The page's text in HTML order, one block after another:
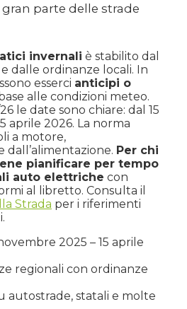
parte delle strade
invernali è stabilito dal
dalle ordinanze locali. In
esserci anticipi o
alle condizioni meteo.
le date sono chiare: dal 15
aprile 2026. La norma
a motore,
Per chi
pianificare per tempo
auto elettriche con
al libretto. Consulta il
Strada per i riferimenti
2025 – 15 aprile
regionali con ordinanze
autostrade, statali e molte